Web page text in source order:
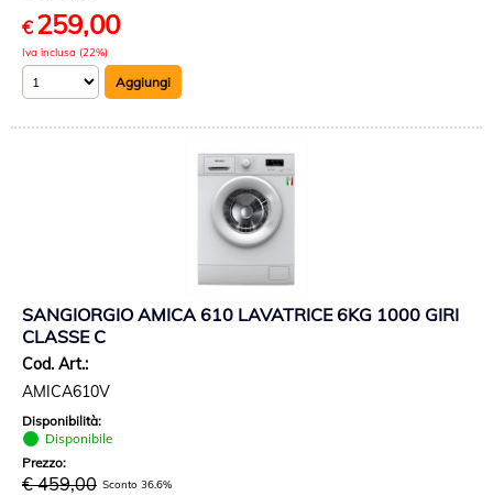
€ 259,00
Iva inclusa (22%)
SANGIORGIO AMICA 610 LAVATRICE 6KG 1000 GIRI
CLASSE C
Cod. Art.:
AMICA610V
Disponibilità:
Disponibile
Prezzo:
€ 459,00 Sconto 36.6%